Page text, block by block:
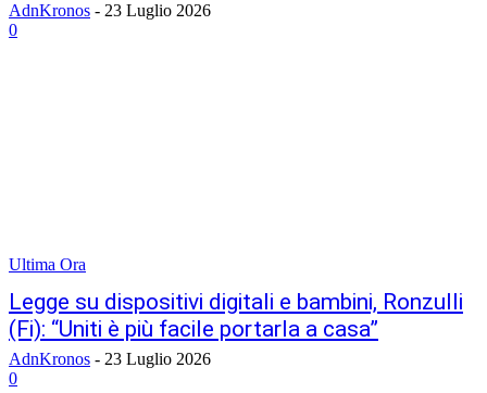
AdnKronos - 23 Luglio 2026
0
Ultima Ora
Legge su dispositivi digitali e bambini, Ronzulli
(Fi): “Uniti è più facile portarla a casa”
AdnKronos - 23 Luglio 2026
0